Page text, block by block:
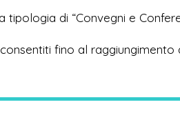
di “Convegni e
fino al raggiungimento